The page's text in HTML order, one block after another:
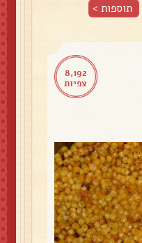
תוספות>
8,192
צפיות